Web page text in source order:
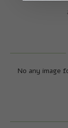
No any image